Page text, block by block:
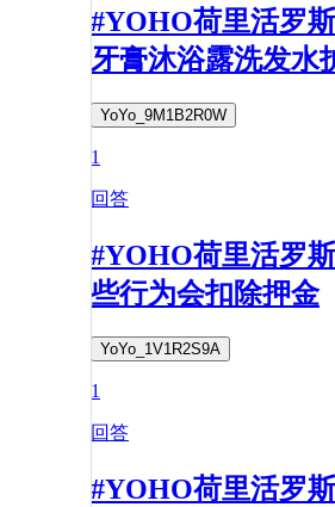
#YOHO荷里活罗
牙膏沐浴露洗发水
YoYo_9M1B2R0W
1
回答
#YOHO荷里活罗
些行为会扣除押金
YoYo_1V1R2S9A
1
回答
#YOHO荷里活罗